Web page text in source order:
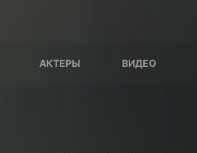
АКТЕРЫ ВИДЕО